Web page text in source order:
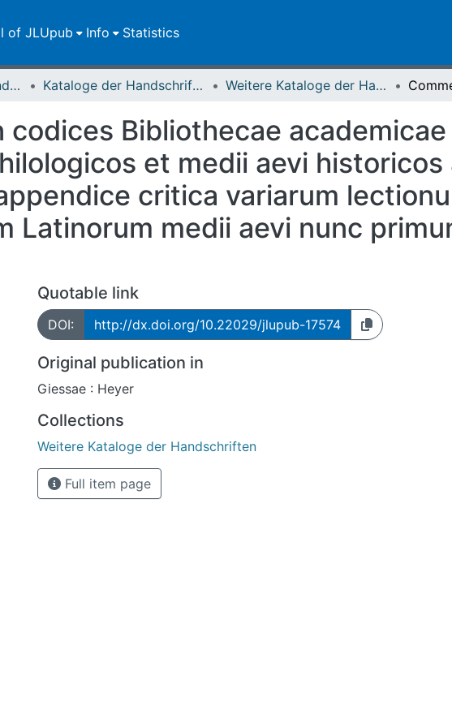
of JLUpub Info Statistics
Dokumente zur JLU und ihren Sammlungen Kataloge der Handschriften der Universitätsbibliothek Weitere Kataloge der Handschriften
Bibliothecae
et medii aevi historicos
critica variarum
Latinorum medii aevi nunc
Quotable link
DOI: http://dx.doi.org/10.22029/jlupub-17574
Original publication in
Giessae : Heyer
Collections
Weitere Kataloge der Handschriften
Full item page